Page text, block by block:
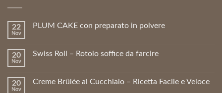
22
Nov
PLUM CAKE con preparato in polvere
20
Nov
Swiss Roll – Rotolo soffice da farcire
20
Nov
Creme Brûlée al Cucchiaio – Ricetta Facile e Veloce